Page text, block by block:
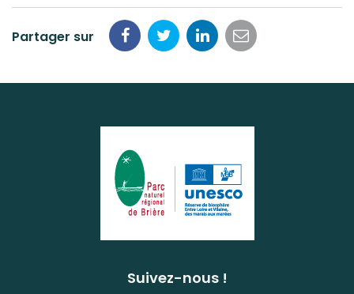
Partager sur
Partager
Facebook
Partager
Twitter
Partager
LinkedIn
Partager
email
Suivez-nous !